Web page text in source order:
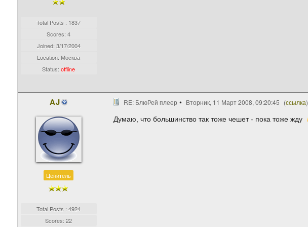
Total Posts : 1837
Scores: 4
Joined: 3/17/2004
Location: Москва
Status:offline
AJ
Ценитель
Total Posts : 4924
Scores: 22
RE: БлюРей плеер Вторник, 11 Март 2008, 09:20:45 (ссылка)
Думаю, что большинство так тоже чешет - пока тоже жду